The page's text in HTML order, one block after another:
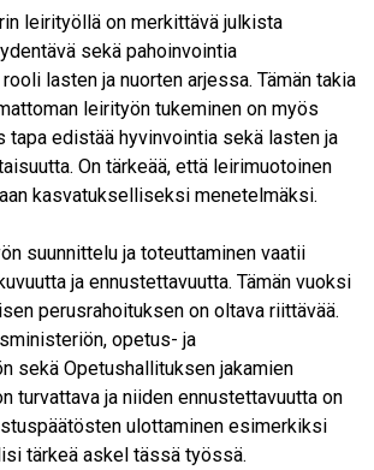
leirityöllä on merkittävä julkista
sekä pahoinvointia
lasten ja nuorten arjessa. Tämän takia
leirityön tukeminen on myös
tapa edistää hyvinvointia sekä lasten ja
On tärkeää, että leirimuotoinen
kasvatukselliseksi menetelmäksi.
suunnittelu ja toteuttaminen vaatii
ja ennustettavuutta. Tämän vuoksi
perusrahoituksen on oltava riittävää.
opetus- ja
sekä Opetushallituksen jakamien
turvattava ja niiden ennustettavuutta on
ulottaminen esimerkiksi
tärkeä askel tässä työssä.